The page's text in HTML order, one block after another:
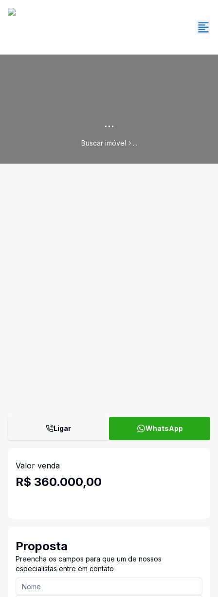
...
Buscar imóvel ...
Ligar WhatsApp
Valor venda
R$ 360.000,00
Proposta
Preencha os campos para que um de nossos
especialistas entre em contato